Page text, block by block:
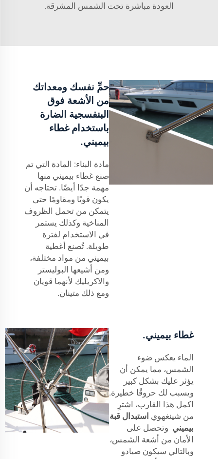
العودة مباشرة تحت الشمس المشرقة.
حمِّ نفسك ومعداتك
من الأشعة فوق
البنفسجية الضارة
باستخدام غطاء
بيميني.
مادة البناء: المادة التي تم
صنع غطاء بيميني منها
مهمة جدًا أيضًا. تحتاجه أن
يكون قويًا ومقاومًا حتى
يتمكن من تحمل الظروف
المناخية وكذلك يستمر
في الاستخدام لفترة
طويلة. تُصنع أغطية
بيميني من مواد مختلفة،
ومن أشيعها البوليستر
والاكريليك لأنهما قويان
ومع ذلك متينان.
غطاء بيميني.
الماء يعكس ضوء
الشمس، مما يمكن أن
يؤثر عليك بشكل كبير
ويسبب لك حروقًا خطيرة.
اكمل هذا القارب، اشترِ
من شينغهوي استبدال قبة
بيميني وتحصل على
الأمان من أشعة الشمس،
وبالتالي سيكون صيادو